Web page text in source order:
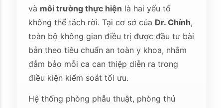
và môi trường thực hiện là hai yếu tố
không thể tách rời. Tại cơ sở của Dr. Chỉnh,
toàn bộ không gian điều trị được đầu tư bài
bản theo tiêu chuẩn an toàn y khoa, nhằm
đảm bảo mỗi ca can thiệp diễn ra trong
điều kiện kiểm soát tối ưu.
Hệ thống phòng phẫu thuật, phòng thủ